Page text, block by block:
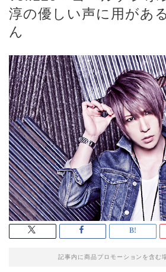
淳の優しい声に用があ
ん
記事内に商品プロモーションを含む